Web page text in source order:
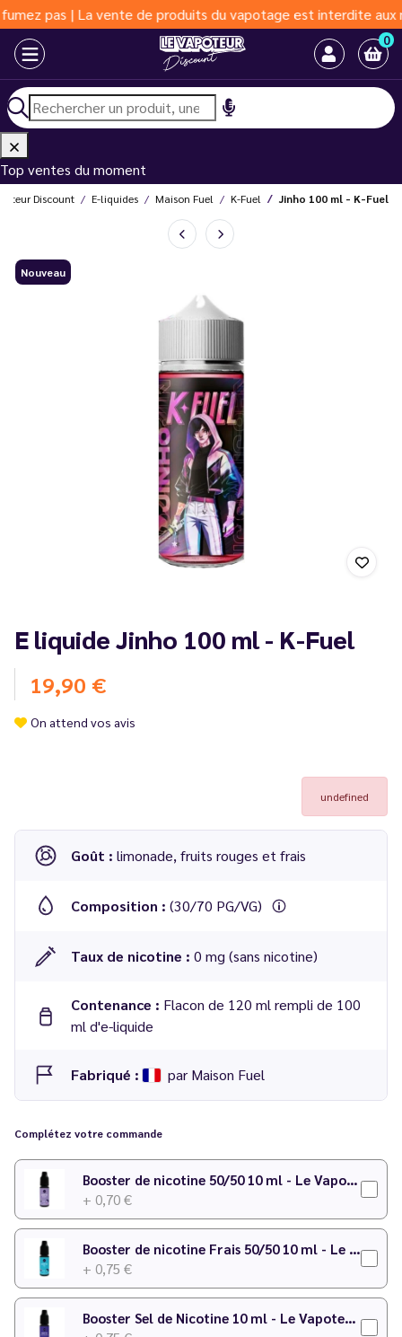
| La vente de produits du vapotage est interdite aux
0
Top ventes du moment
Discount E-liquides Maison Fuel K-Fuel Jinho 100 ml - K-Fuel
Nouveau
E liquide Jinho 100 ml - K-Fuel
19,90 €
On attend vos avis
undefined
Goût : limonade, fruits rouges et frais
Composition : (30/70 PG/VG)
Taux de nicotine : 0 mg (sans nicotine)
Contenance : Flacon de 120 ml rempli de 100
ml d'e-liquide
Fabriqué : par Maison Fuel
Complétez votre commande
Booster de nicotine 50/50 10 ml - Le Vapoteur Discount
+ 0,70 €
Booster de nicotine Frais 50/50 10 ml - Le Vapoteur Discount
+ 0,75 €
Booster Sel de Nicotine 10 ml - Le Vapoteur Discount